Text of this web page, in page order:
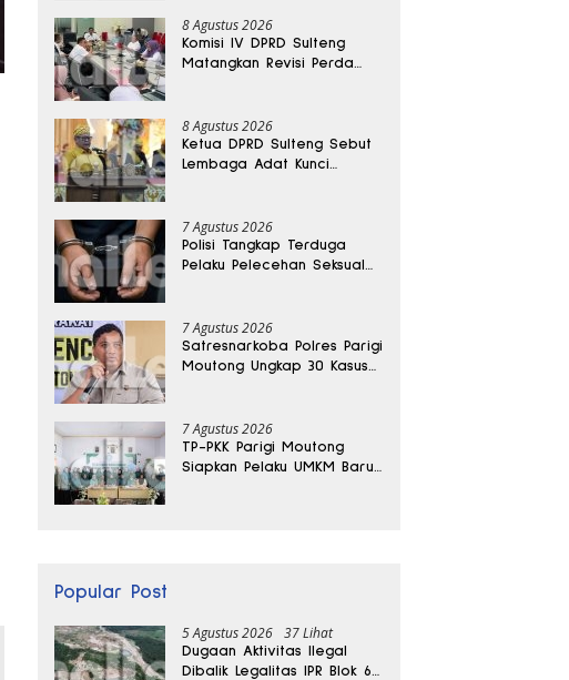
8 Agustus 2026
Komisi IV DPRD Sulteng
Matangkan Revisi Perda
8 Agustus 2026
Ketua DPRD Sulteng Sebut
Lembaga Adat Kunci
7 Agustus 2026
Polisi Tangkap Terduga
Pelaku Pelecehan Seksual
7 Agustus 2026
Satresnarkoba Polres Parigi
Moutong Ungkap 30 Kasus
7 Agustus 2026
TP-PKK Parigi Moutong
Siapkan Pelaku UMKM Baru
Popular Post
5 Agustus 2026 37 Lihat
Dugaan Aktivitas Ilegal
Dibalik Legalitas IPR Blok 6